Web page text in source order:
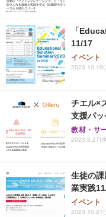
「
11/17
イベント
2023.10.19(
チエル×
支援パ
教材・サ
2023.9.27(
生徒の
業実践
イベント
2023.10.27(